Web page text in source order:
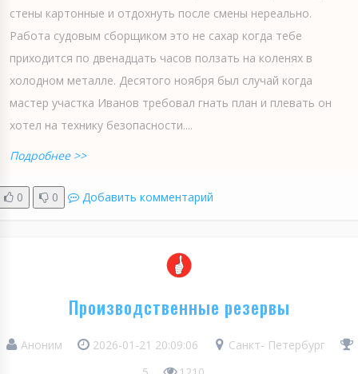
стены картонные и отдохнуть после смены нереально.
Работа судовым сборщиком это не сахар когда тебе
приходится по двенадцать часов ползать на коленях в
холодном металле. Десятого ноября был случай когда
мастер участка Иванов требовал гнать план и плевать он
хотел на технику безопасности....
Подробнее >>
0 0 Добавить комментарий
Производственные резервы
Аноним 2026-01-21 20:09:06
Санкт- Петербург